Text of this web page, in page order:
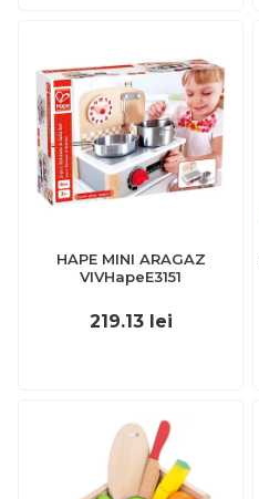
HAPE MINI ARAGAZ
VIVHapeE3151
219.13 lei